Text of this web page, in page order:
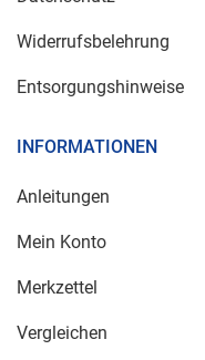
Widerrufsbelehrung
Entsorgungshinweise
INFORMATIONEN
Anleitungen
Mein Konto
Merkzettel
Vergleichen